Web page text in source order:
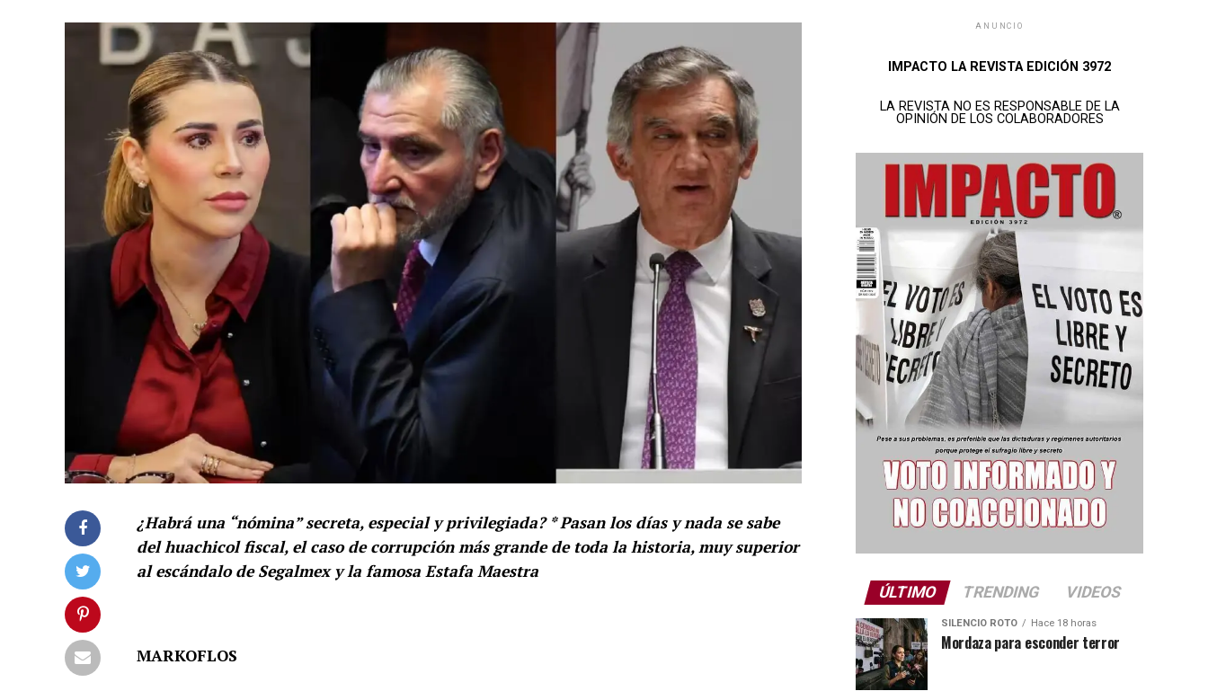
¿Habrá una “nómina” secreta, especial y privilegiada? * Pasan los días y nada se sabe
del huachicol fiscal, el caso de corrupción más grande de toda la historia, muy superior
al escándalo de Segalmex y la famosa Estafa Maestra
MARKOFLOS
ANUNCIO
IMPACTO LA REVISTA EDICIÓN 3972
LA REVISTA NO ES RESPONSABLE DE LA
OPINIÓN DE LOS COLABORADORES
ÚLTIMO TRENDING VIDEOS
SILENCIO ROTO Hace 18 horas
Mordaza para esconder terror